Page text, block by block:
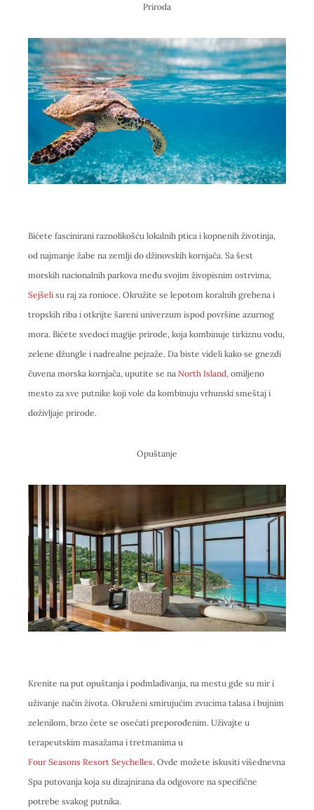
Priroda
Bićete fascinirani raznolikošću lokalnih ptica i kopnenih životinja,
od najmanje žabe na zemlji do džinovskih kornjača. Sa šest
morskih nacionalnih parkova među svojim živopisnim ostrvima,
Sejšeli su raj za ronioce. Okružite se lepotom koralnih grebena i
tropskih riba i otkrijte šareni univerzum ispod površine azurnog
mora. Bićete svedoci magije prirode, koja kombinuje tirkiznu vodu,
zelene džungle i nadrealne pejzaže. Da biste videli kako se gnezdi
čuvena morska kornjača, uputite se na North Island, omiljeno
mesto za sve putnike koji vole da kombinuju vrhunski smeštaj i
doživljaje prirode.
Opuštanje
Krenite na put opuštanja i podmlađivanja, na mestu gde su mir i
uživanje način života. Okruženi smirujućim zvucima talasa i bujnim
zelenilom, brzo ćete se osećati preporođenim. Uživajte u
terapeutskim masažama i tretmanima u
Four Seasons Resort Seychelles. Ovde možete iskusiti višednevna
Spa putovanja koja su dizajnirana da odgovore na specifične
potrebe svakog putnika.